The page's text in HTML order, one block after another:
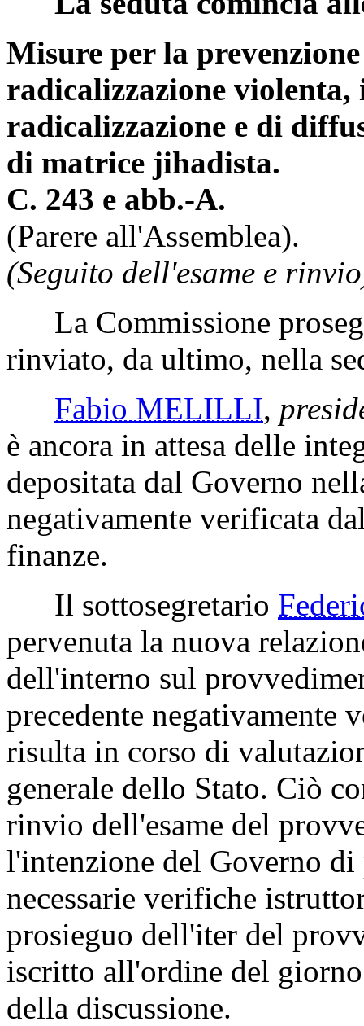
Misure per la
radicalizzazione
radicalizzazione e di
di matrice jihadista.
C. 243 e abb.-A.
(Parere all'Assemblea).
(Seguito dell'esame e
La Commissione
rinviato, da ultimo, nella
Fabio MELILLI,
è ancora in attesa delle
depositata dal Governo
negativamente verificata
finanze.
Il sottosegretario
pervenuta la nuova
dell'interno sul
precedente negativamente
risulta in corso di
generale dello Stato. Ciò
rinvio dell'esame del
l'intenzione del Governo di
necessarie verifiche
prosieguo dell'iter del
iscritto all'ordine del
della discussione.